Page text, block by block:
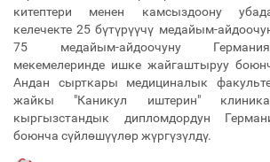
китептери менен камсыздоону
келечекте 25 бүтүрүүчү медайым-
75 медайым-айдоочуну
мекемелеринде ишке жайгаштыруу
Андан сырткары медициналык
жайкы "Каникул иштерин"
кыргызстандык дипломдордун
боюнча сүйлөшүүлөр жүргүзүлдү.